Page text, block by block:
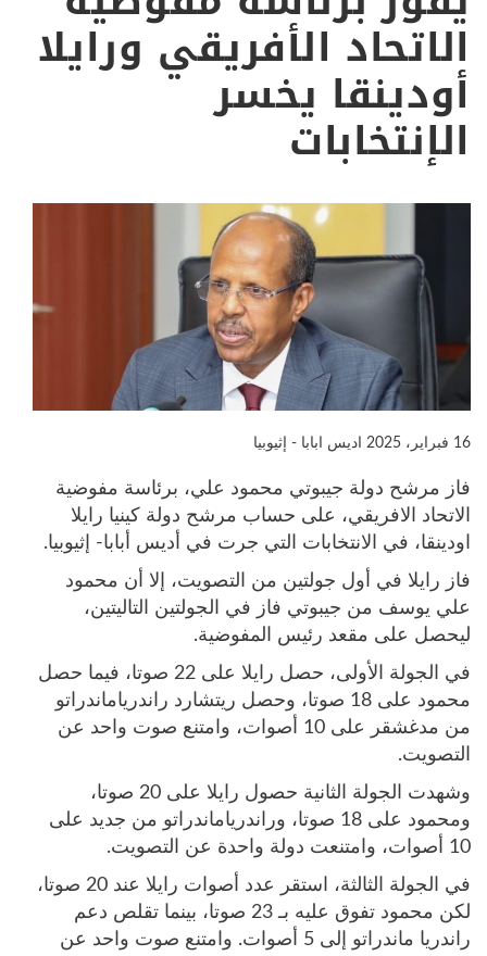
الاتحاد الأفريقي ورايلا
أودينقا يخسر
الإنتخابات
16 فبراير، 2025 اديس ابابا - إثيوبيا
فاز مرشح دولة جيبوتي محمود علي، برئاسة مفوضية
الاتحاد الافريقي، على حساب مرشح دولة كينيا رايلا
اودينقا، في الانتخابات التي جرت في أديس أبابا- إثيوبيا.
فاز رايلا في أول جولتين من التصويت، إلا أن محمود
علي يوسف من جيبوتي فاز في الجولتين التاليتين،
ليحصل على مقعد رئيس المفوضية.
في الجولة الأولى، حصل رايلا على 22 صوتا، فيما حصل
محمود على 18 صوتا، وحصل ريتشارد راندرياماندراتو
من مدغشقر على 10 أصوات، وامتنع صوت واحد عن
التصويت.
وشهدت الجولة الثانية حصول رايلا على 20 صوتا،
ومحمود على 18 صوتا، وراندرياماندراتو من جديد على
10 أصوات، وامتنعت دولة واحدة عن التصويت.
في الجولة الثالثة، استقر عدد أصوات رايلا عند 20 صوتا،
لكن محمود تفوق عليه بـ 23 صوتا، بينما تقلص دعم
راندريا ماندراتو إلى 5 أصوات. وامتنع صوت واحد عن